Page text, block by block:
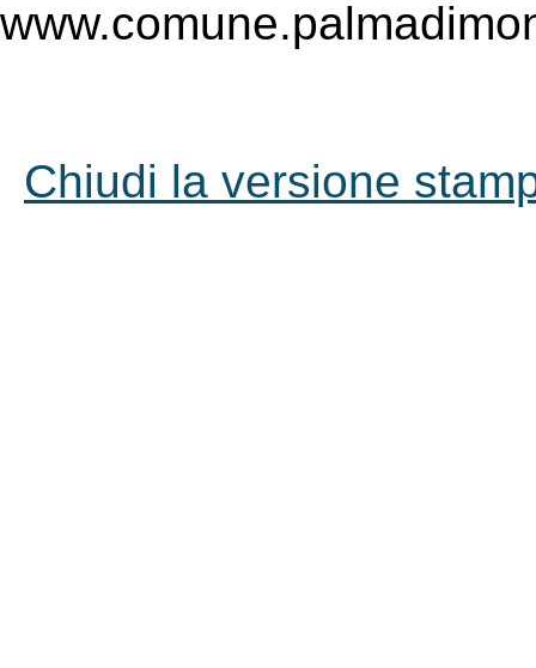
Chiudi la versione